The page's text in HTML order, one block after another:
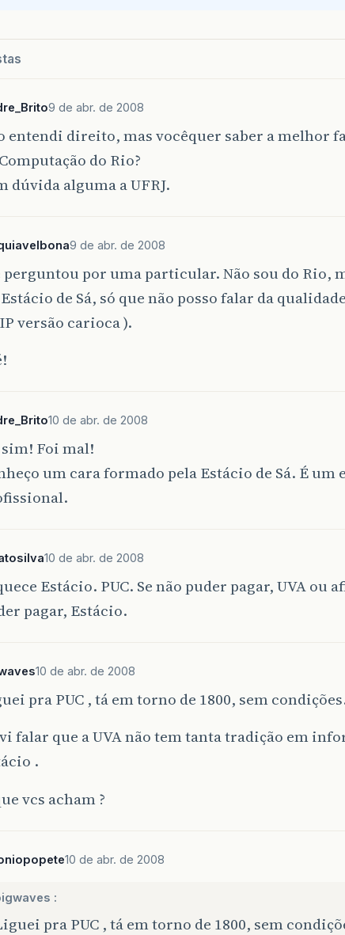
9 de abr. de 2008
entendi direito, mas vocêquer saber a melhor
do Rio?
dúvida alguma a UFRJ.
9 de abr. de 2008
perguntou por uma particular. Não sou do Rio,
Estácio de Sá, só que não posso falar da
versão carioca ).
10 de abr. de 2008
Foi mal!
um cara formado pela Estácio de Sá. É um
10 de abr. de 2008
Estácio. PUC. Se não puder pagar, UVA ou
pagar, Estácio.
10 de abr. de 2008
pra PUC , tá em torno de 1800, sem
falar que a UVA não tem tanta tradição em
.
vcs acham ?
10 de abr. de 2008
:
pra PUC , tá em torno de 1800, sem